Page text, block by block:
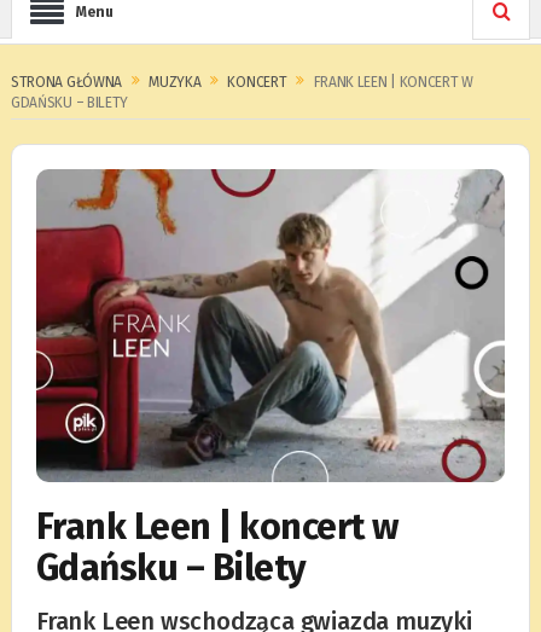
Menu
STRONA GŁÓWNA MUZYKA KONCERT
FRANK LEEN | KONCERT W
GDAŃSKU – BILETY
Frank Leen | koncert w
Gdańsku – Bilety
Frank Leen wschodząca gwiazda muzyki